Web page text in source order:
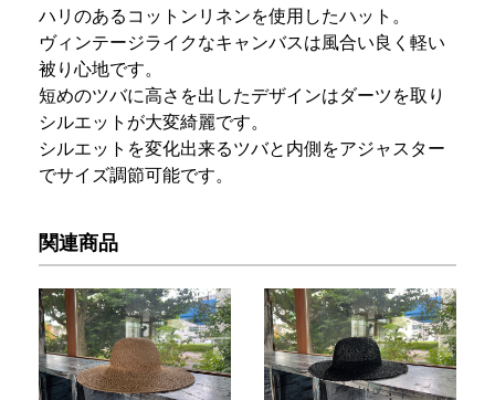
ハリのあるコットンリネンを使用したハット。
ヴィンテージライクなキャンバスは風合い良く軽い
被り心地です。
短めのツバに高さを出したデザインはダーツを取り
シルエットが大変綺麗です。
シルエットを変化出来るツバと内側をアジャスター
でサイズ調節可能です。
関連商品